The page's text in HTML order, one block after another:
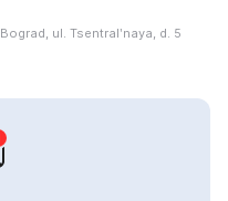
ul. Tsentralʹnaya, d. 5